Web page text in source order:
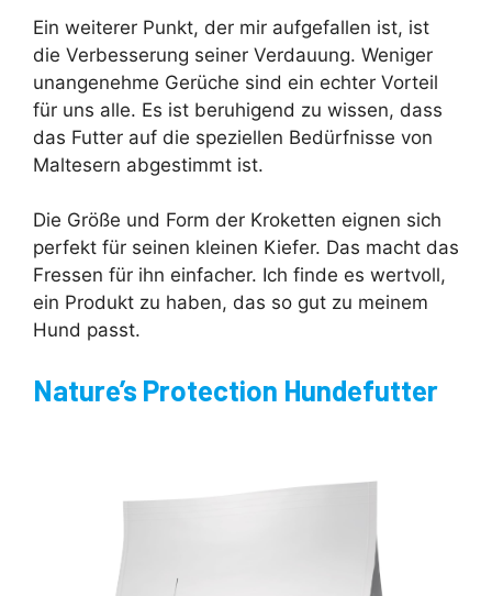
Ein weiterer Punkt, der mir aufgefallen ist, ist
die Verbesserung seiner Verdauung. Weniger
unangenehme Gerüche sind ein echter Vorteil
für uns alle. Es ist beruhigend zu wissen, dass
das Futter auf die speziellen Bedürfnisse von
Maltesern abgestimmt ist.
Die Größe und Form der Kroketten eignen sich
perfekt für seinen kleinen Kiefer. Das macht das
Fressen für ihn einfacher. Ich finde es wertvoll,
ein Produkt zu haben, das so gut zu meinem
Hund passt.
Nature’s Protection Hundefutter